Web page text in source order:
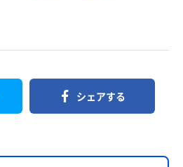
シェアする